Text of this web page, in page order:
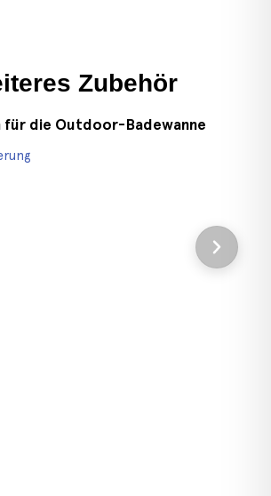
Zubehör
für die Outdoor-Badewanne